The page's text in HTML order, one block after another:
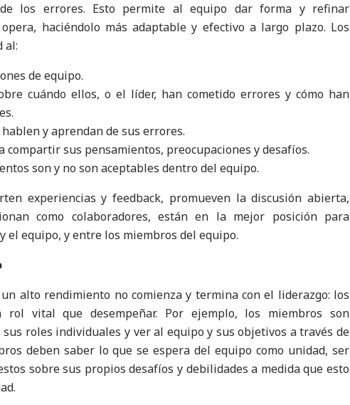
los errores. Esto permite al equipo dar forma y refinar
haciéndolo más adaptable y efectivo a largo plazo. Los
al:
de equipo.
cuándo ellos, o el líder, han cometido errores y cómo han
y aprendan de sus errores.
compartir sus pensamientos, preocupaciones y desafíos.
son y no son aceptables dentro del equipo.
experiencias y feedback, promueven la discusión abierta,
como colaboradores, están en la mejor posición para
el equipo, y entre los miembros del equipo.
alto rendimiento no comienza y termina con el liderazgo: los
vital que desempeñar. Por ejemplo, los miembros son
roles individuales y ver al equipo y sus objetivos a través de
deben saber lo que se espera del equipo como unidad, ser
sobre sus propios desafíos y debilidades a medida que esto